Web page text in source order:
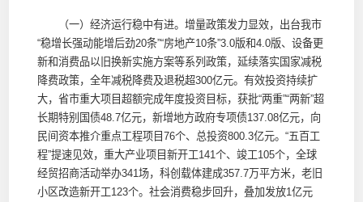
（一）经济运行稳中有进。增量政策发力显效，出台我市
“稳增长强动能增后劲20条”“房地产10条”3.0版和4.0版、设备更
新和消费品以旧换新实施方案等系列政策，延续落实国家减税
降费政策，全年减税降费及退税超300亿元。有效投资持续扩
大，省市重大项目超额完成年度投资目标，获批“两重”“两新”超
长期特别国债48.7亿元，新增地方政府专项债137.08亿元，向
民间资本推介重点工程项目76个、总投资800.3亿元。“五百工
程”提速见效，重大产业项目新开工141个、竣工105个，全球
经贸招商活动举办341场，科创载体建成357.7万平方米，老旧
小区改造新开工123个。社会消费稳步回升，叠加发放1亿元